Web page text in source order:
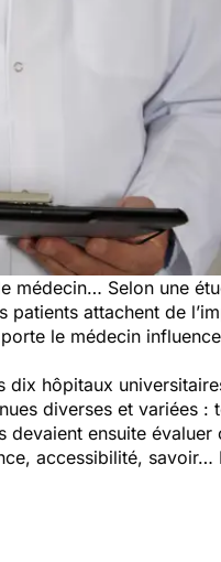
médecin… Selon une
patients attachent de
le médecin
hôpitaux
diverses et variées
ensuite
accessibilité, savoir…